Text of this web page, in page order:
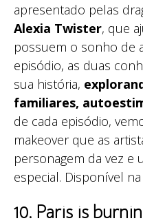
apresentado pelas
Alexia Twister, que
possuem o sonho de
episódio, as duas
sua história,
familiares,
de cada episódio,
makeover que as
personagem da vez e
especial. Disponível
10. Paris is